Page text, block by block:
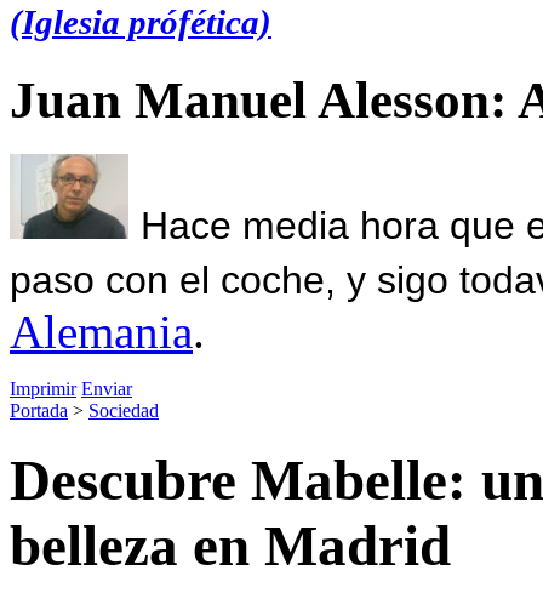
(Iglesia prófética)
Juan Manuel Alesson:
Hace media hora que
paso con el coche, y sigo
Alemania.
Imprimir Enviar
Portada > Sociedad
Descubre Mabelle:
belleza en Madrid